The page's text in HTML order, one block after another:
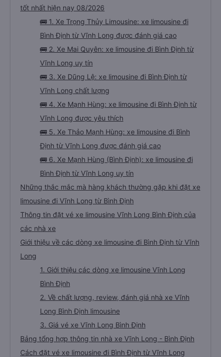
tốt nhất hiện nay 08/2026
🚌 1. Xe Trọng Thủy Limousine: xe limousine đi
Bình Định từ Vĩnh Long được đánh giá cao
🚌 2. Xe Mai Quyên: xe limousine đi Bình Định từ
Vĩnh Long uy tín
🚌 3. Xe Dũng Lệ: xe limousine đi Bình Định từ
Vĩnh Long chất lượng
🚌 4. Xe Mạnh Hùng: xe limousine đi Bình Định từ
Vĩnh Long được yêu thích
🚌 5. Xe Thảo Mạnh Hùng: xe limousine đi Bình
Định từ Vĩnh Long được đánh giá cao
🚌 6. Xe Mạnh Hùng (Bình Định): xe limousine đi
Bình Định từ Vĩnh Long uy tín
Những thắc mắc mà hàng khách thường gặp khi đặt xe
limousine đi Vĩnh Long từ Bình Định
Thông tin đặt vé xe limousine Vĩnh Long Bình Định của
các nhà xe
Giới thiệu về các dòng xe limousine đi Bình Định từ Vĩnh
Long
1. Giới thiệu các dòng xe limousine Vĩnh Long
Bình Định
2. Về chất lượng, review, đánh giá nhà xe Vĩnh
Long Bình Định limousine
3. Giá vé xe Vĩnh Long Bình Định
Bảng tổng hợp thông tin nhà xe Vĩnh Long - Bình Định
Cách đặt vé xe limousine đi Bình Định từ Vĩnh Long